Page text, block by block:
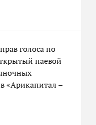
голоса по
паевой
«Арикапитал –